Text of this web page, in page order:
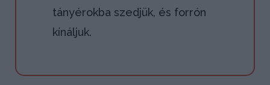
tányérokba szedjük, és forrón
kínáljuk.